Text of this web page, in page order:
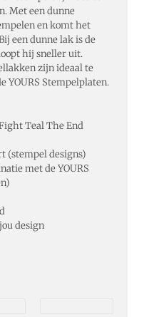
Met een dunne
en komt het
een dunne lak is de
hij sneller uit.
zijn ideaal te
YOURS Stempelplaten.
Teal The End
(stempel designs)
met de YOURS
design